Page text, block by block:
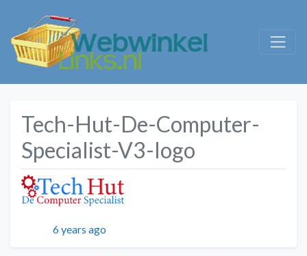
Tech-Hut-De-Computer-
Specialist-V3-logo
Geplaatst
6 years ago